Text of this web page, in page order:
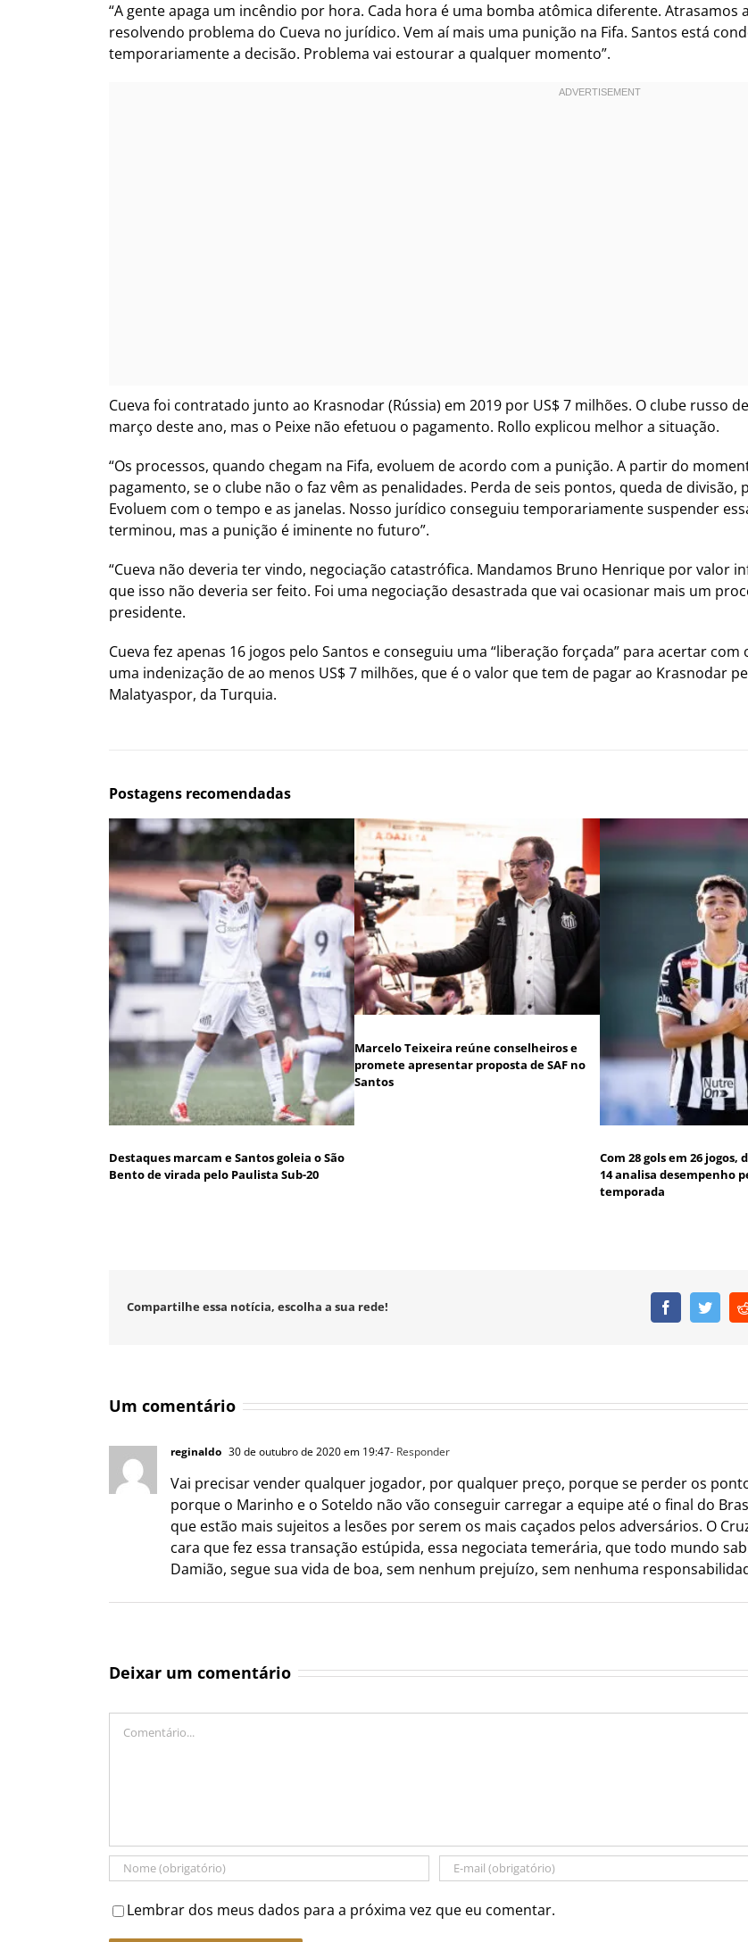
“A gente apaga um incêndio por hora. Cada hora é uma bomba atômica diferente. Atrasamos
resolvendo problema do Cueva no jurídico. Vem aí mais uma punição na Fifa. Santos está
temporariamente a decisão. Problema vai estourar a qualquer momento”.
Cueva foi contratado junto ao Krasnodar (Rússia) em 2019 por US$ 7 milhões. O clube russo
março deste ano, mas o Peixe não efetuou o pagamento. Rollo explicou melhor a situação.
“Os processos, quando chegam na Fifa, evoluem de acordo com a punição. A partir do
pagamento, se o clube não o faz vêm as penalidades. Perda de seis pontos, queda de
Evoluem com o tempo e as janelas. Nosso jurídico conseguiu temporariamente suspender
terminou, mas a punição é iminente no futuro”.
“Cueva não deveria ter vindo, negociação catastrófica. Mandamos Bruno Henrique por valor
que isso não deveria ser feito. Foi uma negociação desastrada que vai ocasionar mais um
presidente.
Cueva fez apenas 16 jogos pelo Santos e conseguiu uma “liberação forçada” para acertar
uma indenização de ao menos US$ 7 milhões, que é o valor que tem de pagar ao Krasnodar
Malatyaspor, da Turquia.
Postagens recomendadas
Destaques marcam e Santos goleia o São
Bento de virada pelo Paulista Sub-20
Marcelo Teixeira reúne conselheiros e
promete apresentar proposta de SAF no
Santos
Com 28 gols em 26 jogos,
14 analisa desempenho
temporada
Compartilhe essa notícia, escolha a sua rede! Facebook
Um comentário
reginaldo 30 de outubro de 2020 em 19:47- Responder
Vai precisar vender qualquer jogador, por qualquer preço, porque se perder os
porque o Marinho e o Soteldo não vão conseguir carregar a equipe até o final do
que estão mais sujeitos a lesões por serem os mais caçados pelos adversários. O
cara que fez essa transação estúpida, essa negociata temerária, que todo mundo
Damião, segue sua vida de boa, sem nenhum prejuízo, sem nenhuma
Deixar um comentário
Lembrar dos meus dados para a próxima vez que eu comentar.